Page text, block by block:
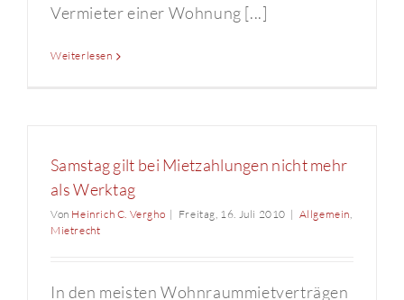
Vermieter einer Wohnung [...]
Weiterlesen
Samstag gilt bei Mietzahlungen nicht mehr
als Werktag
Von Heinrich C. Vergho | Freitag, 16. Juli 2010 | Allgemein,
Mietrecht
In den meisten Wohnraummietverträgen